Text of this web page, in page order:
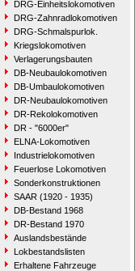
DRG-Einheitslokomotiven
DRG-Zahnradlokomotiven
DRG-Schmalspurlok.
Kriegslokomotiven
Verlagerungsbauten
DB-Neubaulokomotiven
DB-Umbaulokomotiven
DR-Neubaulokomotiven
DR-Rekolokomotiven
DR - "6000er"
ELNA-Lokomotiven
Industrielokomotiven
Feuerlose Lokomotiven
Sonderkonstruktionen
SAAR (1920 - 1935)
DB-Bestand 1968
DR-Bestand 1970
Auslandsbestände
Lokbestandslisten
Erhaltene Fahrzeuge